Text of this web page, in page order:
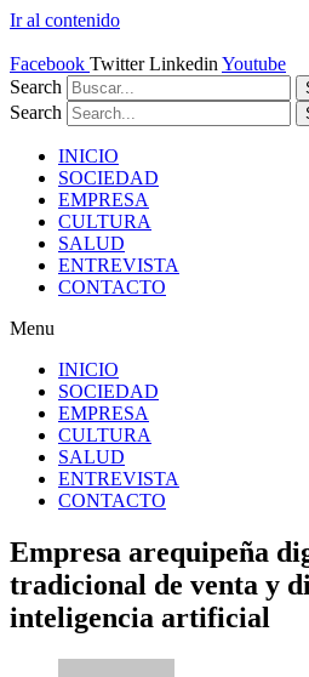
Ir al contenido
Facebook Twitter Linkedin Youtube
Search
Search
INICIO
SOCIEDAD
EMPRESA
CULTURA
SALUD
ENTREVISTA
CONTACTO
Menu
INICIO
SOCIEDAD
EMPRESA
CULTURA
SALUD
ENTREVISTA
CONTACTO
Empresa arequipeña
tradicional de venta y
inteligencia artificial